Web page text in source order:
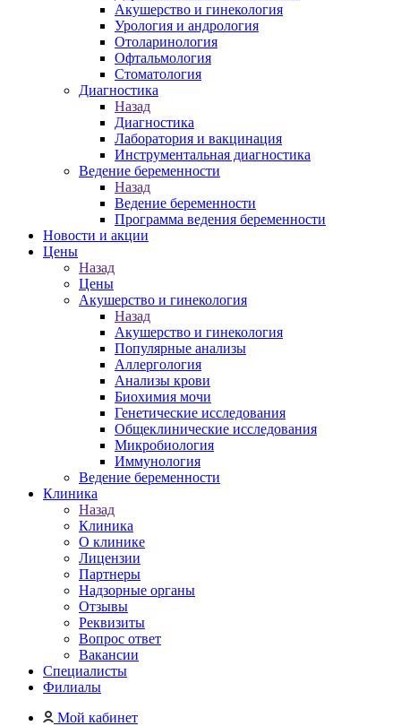
Акушерство и гинекология
Урология и андрология
Отоларинология
Офтальмология
Стоматология
Диагностика
Назад
Диагностика
Лаборатория и вакцинация
Инструментальная диагностика
Ведение беременности
Назад
Ведение беременности
Программа ведения беременности
Новости и акции
Цены
Назад
Цены
Акушерство и гинекология
Назад
Акушерство и гинекология
Популярные анализы
Аллергология
Анализы крови
Биохимия мочи
Генетические исследования
Общеклинические исследования
Микробиология
Иммунология
Ведение беременности
Клиника
Назад
Клиника
О клинике
Лицензии
Партнеры
Надзорные органы
Отзывы
Реквизиты
Вопрос ответ
Вакансии
Специалисты
Филиалы
Мой кабинет